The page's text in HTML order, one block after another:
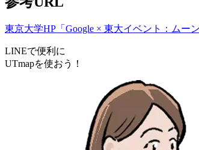
東京大学HP「Google × 東大イベント：ムー
LINEで便利に
UTmapを使おう！